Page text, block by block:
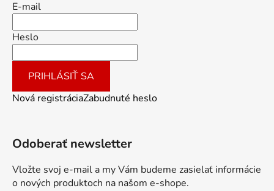
E-mail
Heslo
PRIHLÁSIŤ SA
Nová registráciaZabudnuté heslo
Odoberať newsletter
Vložte svoj e-mail a my Vám budeme zasielať informácie
o nových produktoch na našom e-shope.